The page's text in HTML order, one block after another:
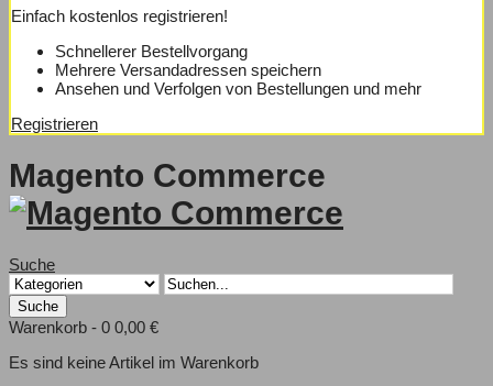
Einfach kostenlos registrieren!
Schnellerer Bestellvorgang
Mehrere Versandadressen speichern
Ansehen und Verfolgen von Bestellungen und mehr
Registrieren
Magento Commerce
Suche
Suche
Warenkorb - 0 0,00 €
Es sind keine Artikel im Warenkorb